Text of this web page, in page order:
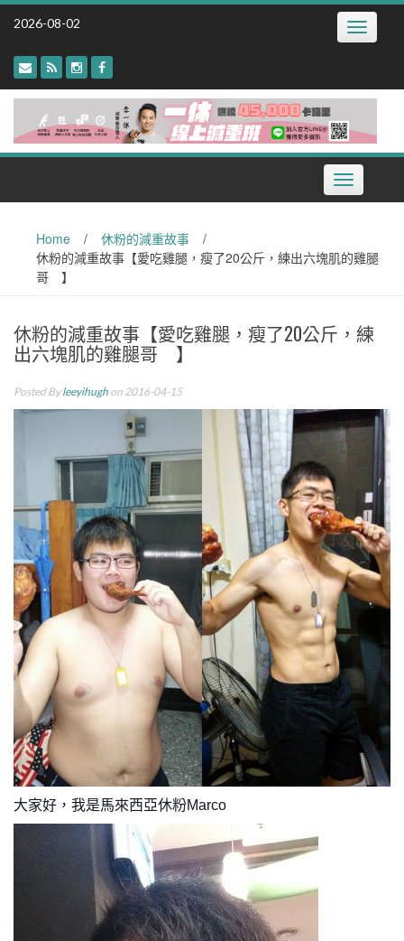
Skip
2026-08-02 Toggle
Toggle
navigation
Home / 休粉的減重故事
/
休粉的減重故事【愛吃雞腿，瘦了20公斤，練出六塊肌的雞腿
哥 】
休粉的減重故事【愛吃雞腿，瘦了20公斤，練
出六塊肌的雞腿哥 】
Posted Byleeyihugh on 2016-04-15
大家好，我是馬來西亞休粉Marco